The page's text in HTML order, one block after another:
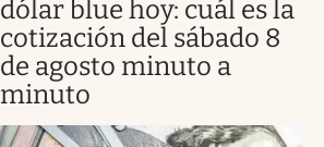
dólar blue hoy: cuál es la
cotización del sábado 8
de agosto minuto a
minuto